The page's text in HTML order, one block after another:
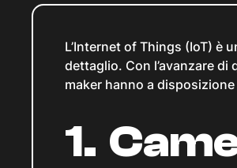
L’Internet of Things (IoT) è
dettaglio. Con l’avanzare
maker hanno a
1.